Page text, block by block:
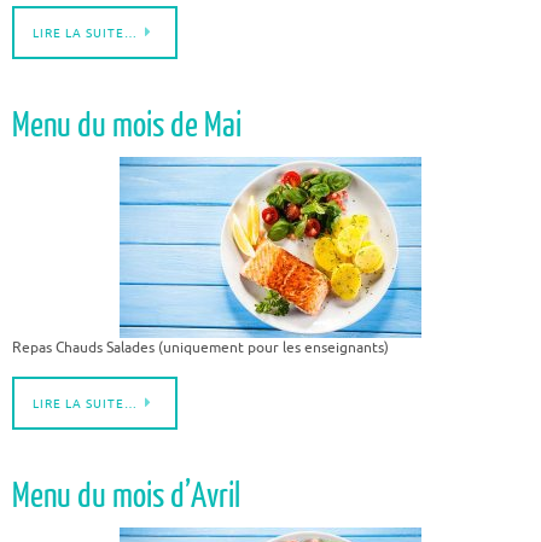
LIRE LA SUITE…
Menu du mois de Mai
Repas Chauds Salades (uniquement pour les enseignants)
LIRE LA SUITE…
Menu du mois d’Avril